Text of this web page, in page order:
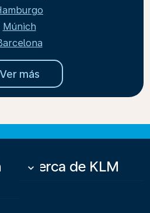
Múnich
Ver más
Acerca de KLM
keyboard_arrow_down